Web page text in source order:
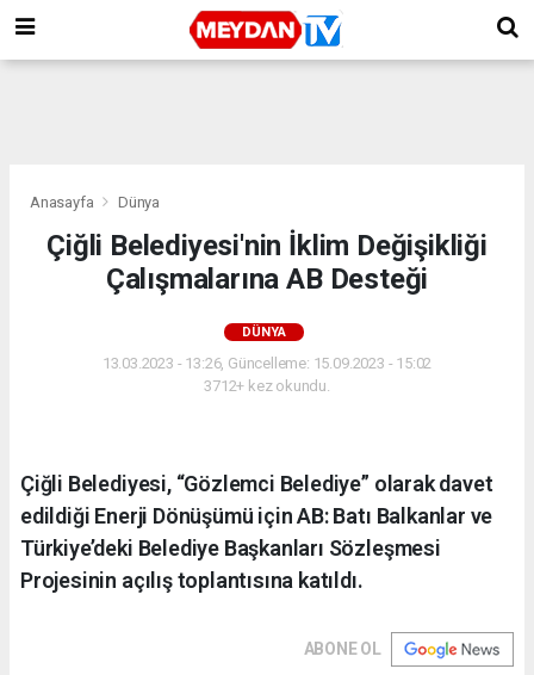
Anasayfa Dünya
Çiğli Belediyesi'nin İklim Değişikliği
Çalışmalarına AB Desteği
DÜNYA
13.03.2023 - 13:26, Güncelleme: 15.09.2023 - 15:02
3712+ kez okundu.
Çiğli Belediyesi, “Gözlemci Belediye” olarak davet
edildiği Enerji Dönüşümü için AB: Batı Balkanlar ve
Türkiye’deki Belediye Başkanları Sözleşmesi
Projesinin açılış toplantısına katıldı.
ABONE OL